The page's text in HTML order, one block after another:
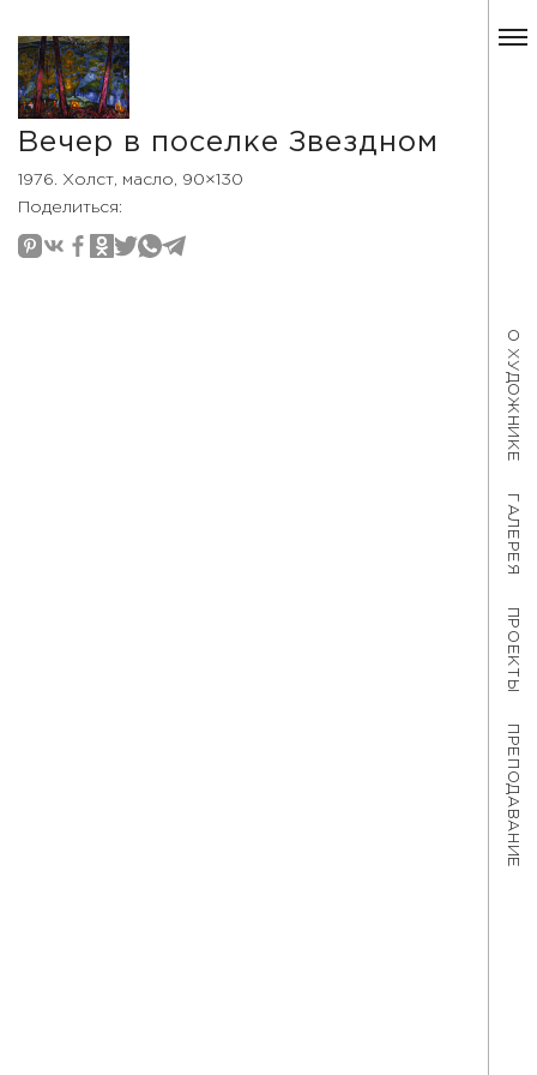
О ХУДОЖНИКЕ
ГАЛЕРЕЯ
ПРОЕКТЫ
ПРЕПОДАВАНИЕ
Вечер в поселке Звездном
1976. Холст, масло, 90×130
Поделиться: